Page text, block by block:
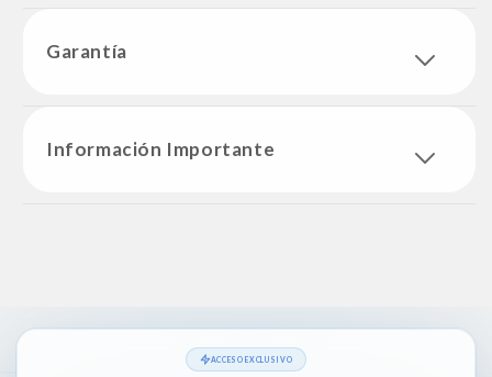
Garantía
Información Importante
ACCESO EXCLUSIVO